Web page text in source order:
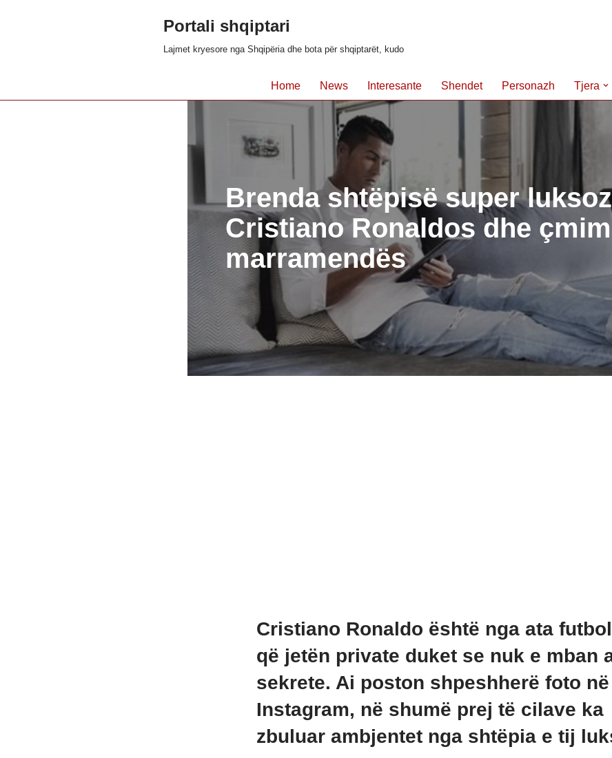
Portali shqiptari
Lajmet kryesore nga Shqipëria dhe bota për shqiptarët, kudo
Home News Interesante Shendet Personazh Tjera
Brenda shtëpisë super
Cristiano Ronaldos dhe
marramendës
Cristiano Ronaldo është nga ata
që jetën private duket se nuk e mban
sekrete. Ai poston shpeshherë foto në
Instagram, në shumë prej të cilave ka
zbuluar ambjentet nga shtëpia e tij